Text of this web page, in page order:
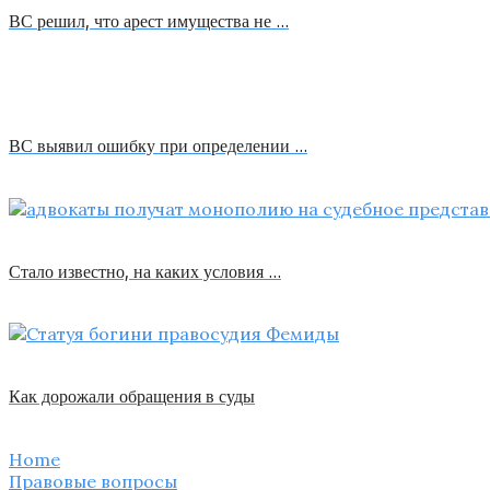
ВС решил, что арест имущества не …
ВС выявил ошибку при определении …
Стало известно, на каких условия …
Как дорожали обращения в суды
Home
Правовые вопросы